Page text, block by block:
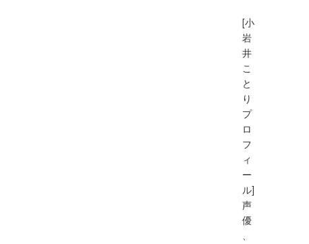
[小
岩
井
こ
と
り
プ
ロ
フ
ィ
ー
ル]
声
優
、